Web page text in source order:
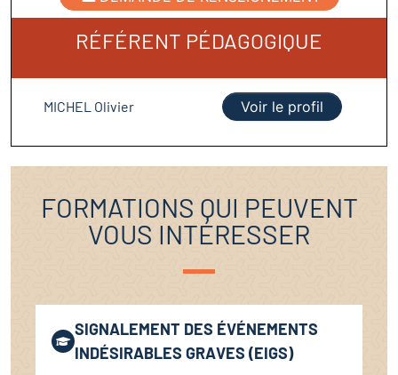
RÉFÉRENT PÉDAGOGIQUE
MICHEL Olivier Voir le profil
FORMATIONS QUI PEUVENT
VOUS INTÉRESSER
SIGNALEMENT DES ÉVÉNEMENTS
INDÉSIRABLES GRAVES (EIGS)